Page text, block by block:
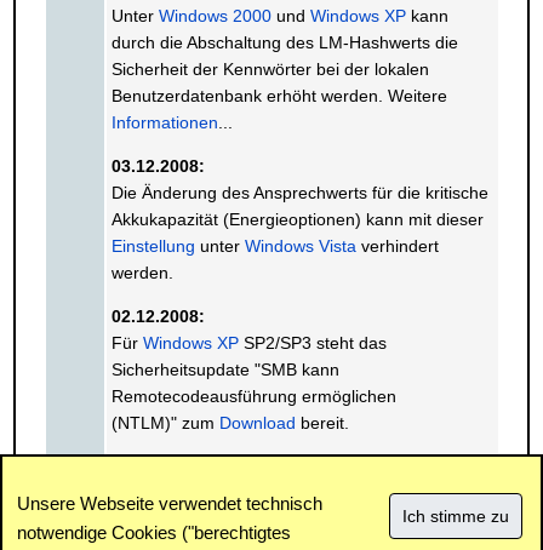
Unter Windows 2000und Windows XPkann
durch die Abschaltung des LM-Hashwerts die
Sicherheit der Kennwörter bei der lokalen
Benutzerdatenbank erhöht werden. Weitere
Informationen
03.12.2008:
Die Änderung des Ansprechwerts für die kritische
Akkukapazität (Energieoptionen) kann mit dieser
Einstellung unter Windows Vista verhindert
werden.
02.12.2008:
Für Windows XPSP2/SP3 steht das
Sicherheitsupdate "SMB kann
Remotecodeausführung ermöglichen
(NTLM)" zum Download bereit.
Unsere Webseite verwendet technisch
notwendige Cookies ("berechtigtes